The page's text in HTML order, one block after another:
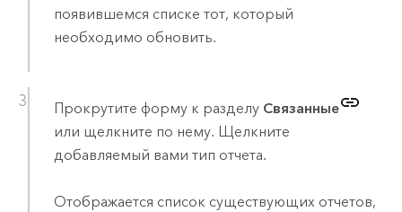
появившемся списке тот, который
необходимо обновить.
Прокрутите форму к разделу Связанные
или щелкните по нему. Щелкните
добавляемый вами тип отчета.
Отображается список существующих отчетов,